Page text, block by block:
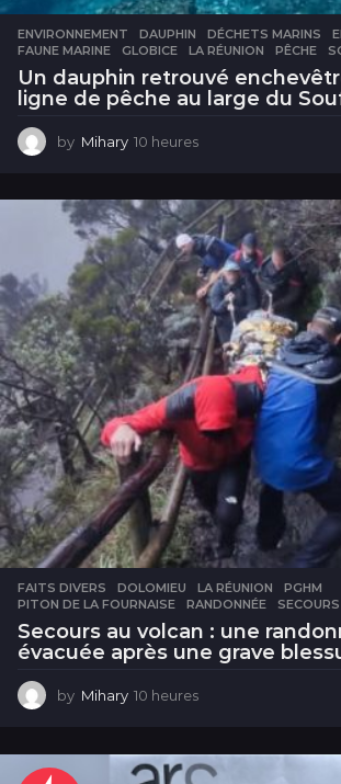
ENVIRONNEMENT DAUPHIN ,DÉCHETS MARINS ,
FAUNE MARINE
,GLOBICE ,LA RÉUNION ,PÊCHE ,
Un dauphin retrouvé
ligne de pêche au large du
by Mihary 10 heures
e
u
r
e
s
FAITS DIVERS DOLOMIEU ,LA RÉUNION ,PGHM
PITON DE LA FOURNAISE
,RANDONNÉE ,SECOURS
Secours au volcan : une
évacuée après une grave
by Mihary 10 heures
e